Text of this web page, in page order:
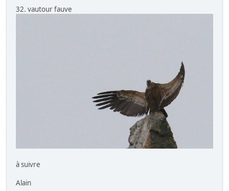
32. vautour fauve
à suivre
Alain